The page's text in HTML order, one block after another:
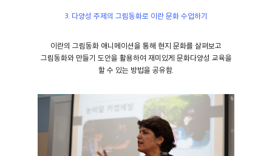
3. 다양성 주제의 그림동화로 이란 문화 수업하기
이란의 그림동화 애니메이션을 통해 현지 문화를 살펴보고
그림동화와 만들기 도안을 활용하여 재미있게 문화다양성 교육을
할 수 있는 방법을 공유함.